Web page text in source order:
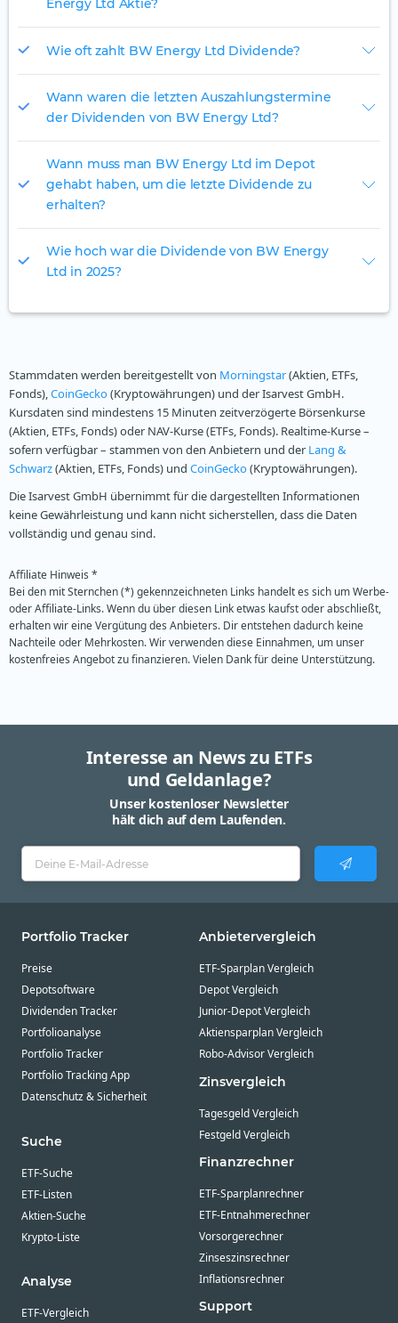
Energy Ltd Aktie?
Wie oft zahlt BW Energy Ltd Dividende?
Wann waren die letzten Auszahlungstermine
der Dividenden von BW Energy Ltd?
Wann muss man BW Energy Ltd im Depot
gehabt haben, um die letzte Dividende zu
erhalten?
Wie hoch war die Dividende von BW Energy
Ltd in 2025?
Stammdaten werden bereitgestellt von Morningstar(Aktien, ETFs,
Fonds),CoinGecko(Kryptowährungen) und der Isarvest GmbH.
Kursdaten sind mindestens 15 Minuten zeitverzögerte Börsenkurse
(Aktien, ETFs, Fonds) oder NAV-Kurse (ETFs, Fonds). Realtime-Kurse –
sofern verfügbar – stammen von den Anbietern und der Lang &
Schwarz(Aktien, ETFs, Fonds) und CoinGecko(Kryptowährungen).
Die Isarvest GmbH übernimmt für die dargestellten Informationen
keine Gewährleistung und kann nicht sicherstellen, dass die Daten
vollständig und genau sind.
Affiliate Hinweis *
Bei den mit Sternchen (*) gekennzeichneten Links handelt es sich um Werbe-
oder Affiliate-Links. Wenn du über diesen Link etwas kaufst oder abschließt,
erhalten wir eine Vergütung des Anbieters. Dir entstehen dadurch keine
Nachteile oder Mehrkosten. Wir verwenden diese Einnahmen, um unser
kostenfreies Angebot zu finanzieren. Vielen Dank für deine Unterstützung.
Interesse an News zu ETFs
und Geldanlage?
Unser kostenloser Newsletter
hält dich auf dem Laufenden.
Portfolio Tracker
Preise
Depotsoftware
Dividenden Tracker
Portfolioanalyse
Portfolio Tracker
Portfolio Tracking App
Datenschutz & Sicherheit
Suche
ETF-Suche
ETF-Listen
Aktien-Suche
Krypto-Liste
Analyse
ETF-Vergleich
Anbietervergleich
ETF-Sparplan Vergleich
Depot Vergleich
Junior-Depot Vergleich
Aktiensparplan Vergleich
Robo-Advisor Vergleich
Zinsvergleich
Tagesgeld Vergleich
Festgeld Vergleich
Finanzrechner
ETF-Sparplanrechner
ETF-Entnahmerechner
Vorsorgerechner
Zinseszinsrechner
Inflationsrechner
Support